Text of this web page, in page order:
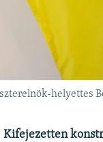
helyettes
Kifejezetten